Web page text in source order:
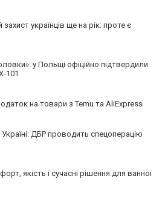
українців ще на рік: проте є
у Польщі офіційно підтвердили
101
на товари з Temu та AliExpress
ДБР проводить спецоперацію
якість і сучасні рішення для ванної